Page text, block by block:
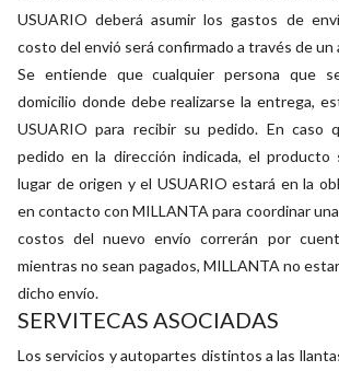
USUARIO deberá asumir los gastos de
costo del envió será confirmado a través de un
Se entiende que cualquier persona que
domicilio donde debe realizarse la entrega,
USUARIO para recibir su pedido. En caso
pedido en la dirección indicada, el producto
lugar de origen y el USUARIO estará en la
en contacto con MILLANTA para coordinar
costos del nuevo envío correrán por
mientras no sean pagados, MILLANTA no
dicho envío.
SERVITECAS ASOCIADAS
Los servicios y autopartes distintos a las